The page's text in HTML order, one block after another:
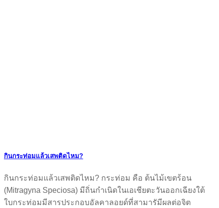
กินกระท่อมแล้วเสพติดไหม?
กินกระท่อมแล้วเสพติดไหม? กระท่อม คือ ต้นไม้เขตร้อน
(Mitragyna Speciosa) มีถิ่นกำเนิดในเอเชียตะวันออกเฉียงใต้
ใบกระท่อมมีสารประกอบอัลคาลอยด์ที่สามารัมีผลต่อจิต